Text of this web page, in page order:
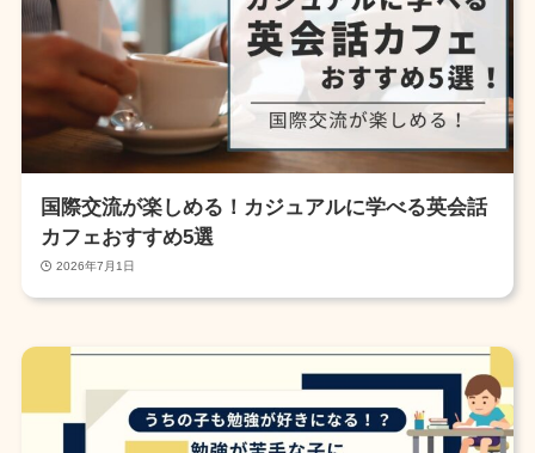
国際交流が楽しめる！カジュアルに学べる英会話
カフェおすすめ5選
2026年7月1日